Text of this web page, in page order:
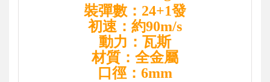
裝彈數：24+1發
初速：約90m/s
動力：瓦斯
材質：全金屬
口徑：6mm